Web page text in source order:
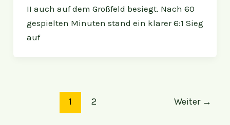
II auch auf dem Großfeld besiegt. Nach 60
gespielten Minuten stand ein klarer 6:1 Sieg
auf
1 2 Weiter →